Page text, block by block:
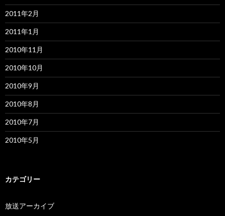
2011年2月
2011年1月
2010年11月
2010年10月
2010年9月
2010年8月
2010年7月
2010年5月
カテゴリー
放送アーカイブ